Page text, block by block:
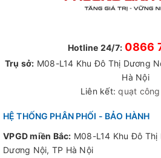
Hotline 24/7: 0866
Trụ sở: M08-L14 Khu Đô Thị Dương
Hà Nội
Liên kết:quạt
HỆ THỐNG PHÂN PHỐI - BẢO HÀNH
VPGD miền Bắc: M08-L14 Khu Đô
Dương Nội, TP Hà Nội